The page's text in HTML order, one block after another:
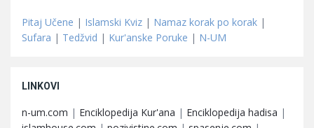
Pitaj Učene | Islamski Kviz | Namaz korak po korak |
Sufara | Tedžvid | Kur'anske Poruke | N-UM
LINKOVI
n-um.com | Enciklopedija Kur'ana | Enciklopedija hadisa |